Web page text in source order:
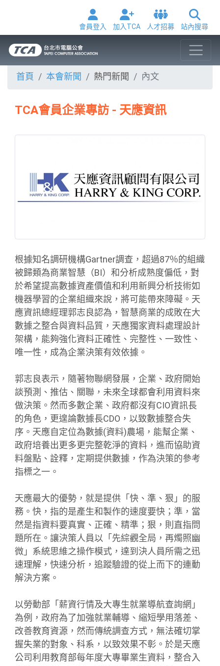
會員登入 加入TCA 人才招募 站內搜尋
首頁 本會新聞 熱門新聞 內文
TCA會員企業專訪 - 天應資訊
根據知名調研機構Gartner調查，超過87％的組織
被歸類為商業智慧（BI）和分析成熟度偏低，對
於希望提高數據資產價值和利用新興分析技術如
機器學習的企業組織來說，將可能帶來障礙。天
應資訊總經理郭志良認為，智慧商業的成敗在大
數據之整合與資料品質，天應獨家資料處理設計
架構，能夠強化資料正確性、完整性、一致性、
唯一性，成為企業決策有效依據。
郭志良表示，隨著物聯網發展，企業、政府開始
談預測、推估、關聯，未來全球都會利用資料來
做決策。然而多數企業、政府都沒有CIO資訊長
的角色，更遑論數據長CDO，以致數據整合失
序。天應自定位為數據(資料)農場，能幫企業、
政府培養出更多更完整乾淨的資料，進而協助資
料盤點、詮釋，定期提供數據，作為決策的參考
指標之一。
天應最大的優勢，就是提供「快、準、狠」的服
務。快，指的是產生和製作的速度要快；準，當
然是指資料要真實、正確、精準；狠，則直指問
題所在。讓決策人員以「先綜觀全局，再燭照幽
微」系統思維之操作模式，達到決人員所需之迅
速理解，快速分析，追蹤驗證的從上而下的連動
解決方案。
以勞動部「薪資行情及大專生就業導航查詢網」
為例，政府為了加強就業輔導、縮短學用落差、
改善教育資源，然而傳統調查方式，無法確切掌
握失業的對象、科系，以致效果不彰。於是天應
公司利用教育部每年度大專畢業生資料，整合入